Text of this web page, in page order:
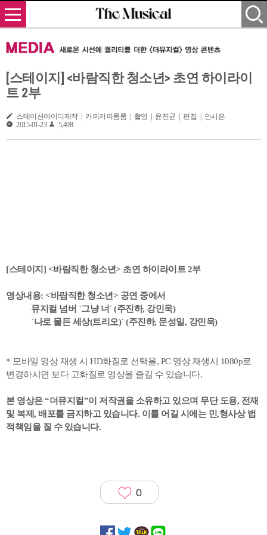
[스테이지] <바람직한 청소년> 초연 하이라이
트 2부
스테이션아이디제작 | 카피카피룸룸 | 촬영 | 윤진균 | 편집 | 안시은
2015-01-23
5,498
[스테이지] <바람직한 청소년> 초연 하이라이트 2부
영상내용: <바람직한 청소년> 공연 중에서
뮤지컬 넘버 `그냥 너` (주진하, 강민욱)
`나로 물든 세상(트리오)` (주진하, 문성일, 강민욱)
* 모바일 영상 재생 시 HD화질로 선택을, PC 영상 재생시 1080p로
변경하시면 보다 고화질로 영상을 즐길 수 있습니다.
본 영상은 “더뮤지컬”이 저작권을 소유하고 있으며 무단 도용, 전재
및 복제, 배포를 금지하고 있습니다. 이를 어길 시에는 민,형사상 법
적책임을 질 수 있습니다.
0